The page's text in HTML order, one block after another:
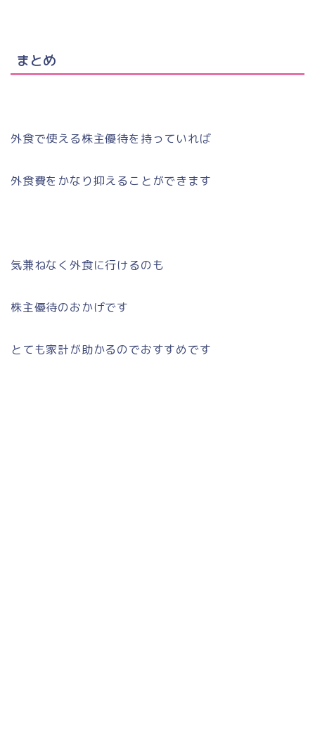
まとめ
外食で使える株主優待を持っていれば
外食費をかなり抑えることができます
気兼ねなく外食に行けるのも
株主優待のおかげです
とても家計が助かるのでおすすめです